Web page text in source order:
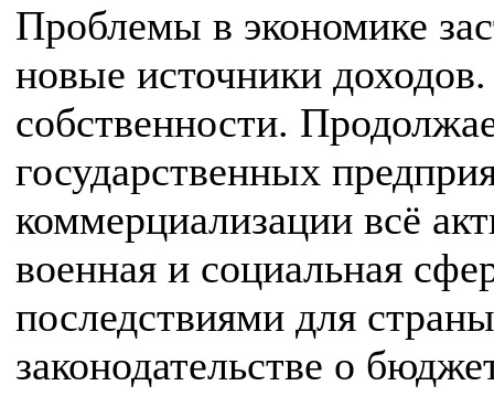
Проблемы в экономике
новые источники
собственности.
государственных
коммерциализации всё
военная и социальная
последствиями для
законодательстве о